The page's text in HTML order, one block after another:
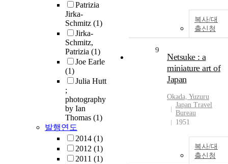
Patrizia
Jirka-
Schmitz (1)
Jirka-
Schmitz,
Patrizia (1)
Joe Earle
(1)
Julia Hutt
;
photography
by Ian
Thomas (1)
발행연도
2014 (1)
2012 (1)
2011 (1)
복사/대
출신청
9
Netsuke : a
miniature art of
Japan
Okada, Yuzuru
Japan Travel
Bureau
1951
복사/대
출신청